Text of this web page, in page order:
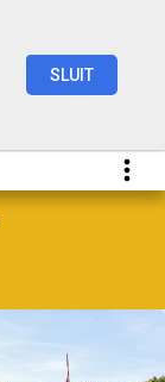
SLUIT